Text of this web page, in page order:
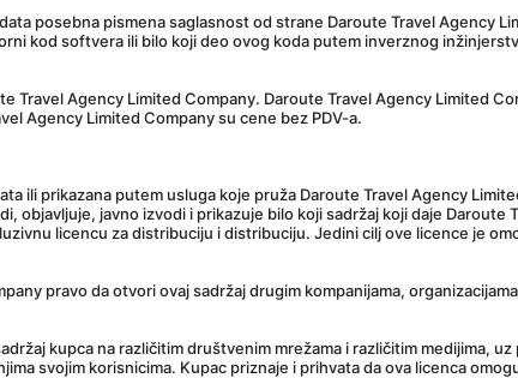
posebna pismena saglasnost od strane Daroute Travel Agency
kod softvera ili bilo koji deo ovog koda putem inverznog
Agency Limited Company. Daroute Travel Agency Limited
Agency Limited Company su cene bez PDV-a.
ili prikazana putem usluga koje pruža Daroute Travel Agency
objavljuje, javno izvodi i prikazuje bilo koji sadržaj koji daje Daroute
licencu za distribuciju i distribuciju. Jedini cilj ove licence je
pravo da otvori ovaj sadržaj drugim kompanijama,
kupca na različitim društvenim mrežama i različitim medijima,
svojim korisnicima. Kupac priznaje i prihvata da ova licenca